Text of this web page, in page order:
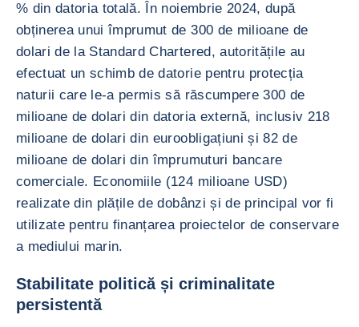
% din datoria totală. În noiembrie 2024, după
obținerea unui împrumut de 300 de milioane de
dolari de la Standard Chartered, autoritățile au
efectuat un schimb de datorie pentru protecția
naturii care le-a permis să răscumpere 300 de
milioane de dolari din datoria externă, inclusiv 218
milioane de dolari din euroobligațiuni și 82 de
milioane de dolari din împrumuturi bancare
comerciale. Economiile (124 milioane USD)
realizate din plățile de dobânzi și de principal vor fi
utilizate pentru finanțarea proiectelor de conservare
a mediului marin.
Stabilitate politică și criminalitate
persistentă